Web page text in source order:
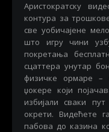
Аристократску
контура за
све уобичајене
што игру чини
покретања
сцаттера унутар
физичке ормаре –
џокере који
избијали сваки
окрети. Видећете
пабова до казина